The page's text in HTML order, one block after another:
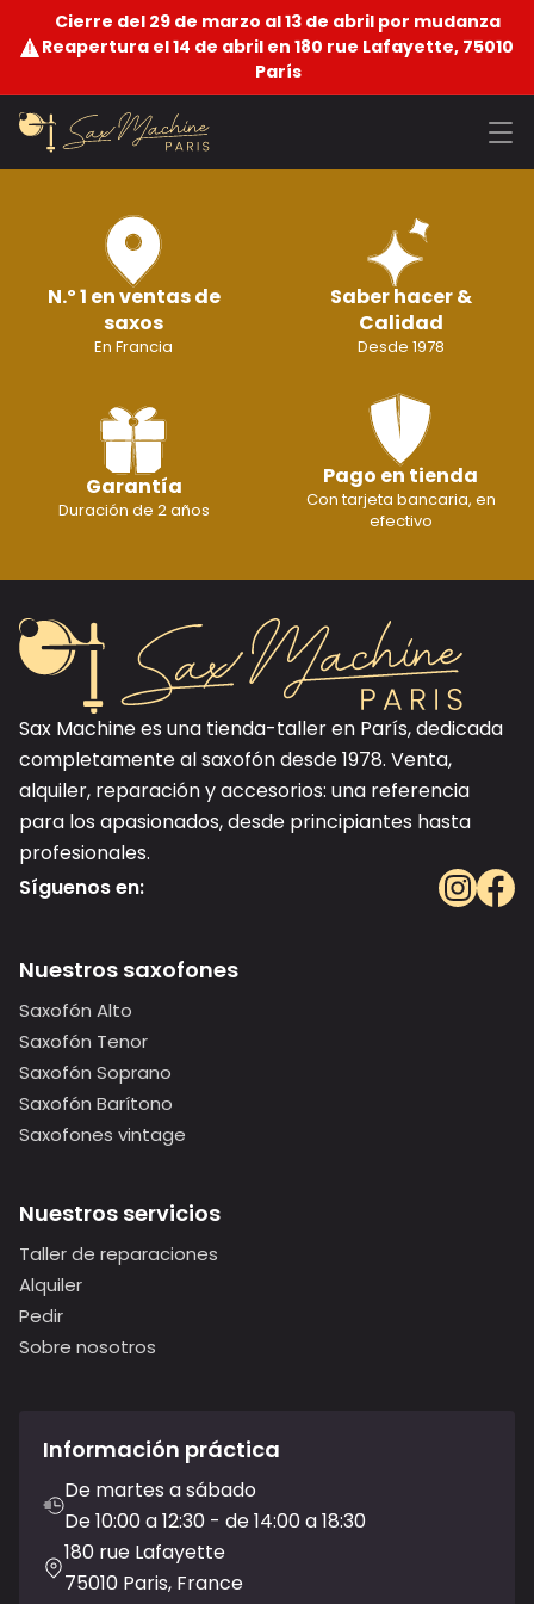
Cierre del 29 de marzo al 13 de abril por mudanza
Reapertura el 14 de abril en 180 rue Lafayette, 75010
París
N.º 1 en ventas de
saxos
En Francia
Saber hacer &
Calidad
Desde 1978
Garantía
Duración de 2 años
Pago en tienda
Con tarjeta bancaria, en
efectivo
Sax Machine es una tienda-taller en París, dedicada
completamente al saxofón desde 1978. Venta,
alquiler, reparación y accesorios: una referencia
para los apasionados, desde principiantes hasta
profesionales.
Síguenos en:
Nuestros saxofones
Saxofón Alto
Saxofón Tenor
Saxofón Soprano
Saxofón Barítono
Saxofones vintage
Nuestros servicios
Taller de reparaciones
Alquiler
Pedir
Sobre nosotros
Información práctica
De martes a sábado
De 10:00 a 12:30 - de 14:00 a 18:30
180 rue Lafayette
75010 Paris, France